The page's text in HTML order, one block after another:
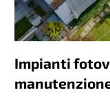
Impianti